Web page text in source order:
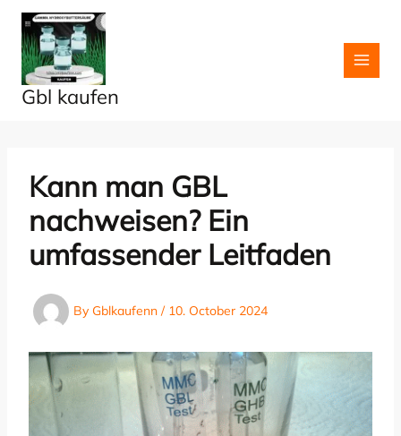
Skip
content
Gbl kaufen
Kann man GBL
nachweisen? Ein
umfassender Leitfaden
By Gblkaufenn / 10. October 2024